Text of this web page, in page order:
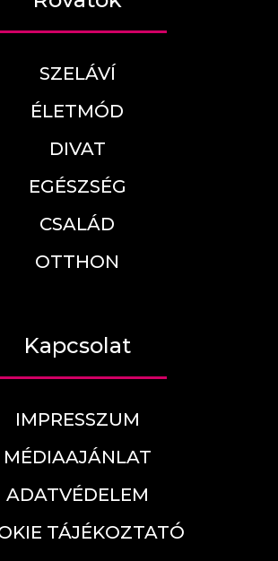
SZELÁVÍ
ÉLETMÓD
DIVAT
EGÉSZSÉG
CSALÁD
OTTHON
Kapcsolat
IMPRESSZUM
MÉDIAAJÁNLAT
ADATVÉDELEM
TÁJÉKOZTATÓ